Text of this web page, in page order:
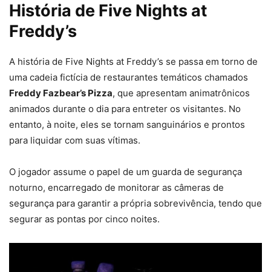
História de Five Nights at
Freddy’s
A história de Five Nights at Freddy’s se passa em torno de
uma cadeia fictícia de restaurantes temáticos chamados
Freddy Fazbear’s Pizza, que apresentam animatrônicos
animados durante o dia para entreter os visitantes. No
entanto, à noite, eles se tornam sanguinários e prontos
para liquidar com suas vítimas.
O jogador assume o papel de um guarda de segurança
noturno, encarregado de monitorar as câmeras de
segurança para garantir a própria sobrevivência, tendo que
segurar as pontas por cinco noites.